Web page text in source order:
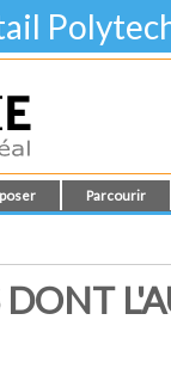
Parcourir